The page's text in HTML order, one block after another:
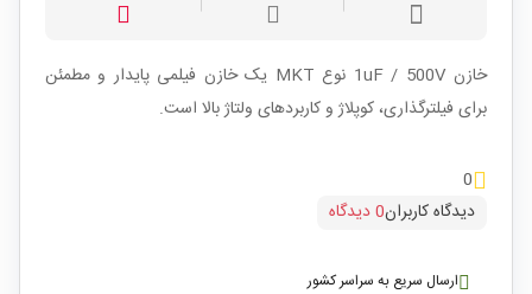
خازن 1uF / 500V نوع MKT یک خازن فیلمی پایدار و مطمئن
برای فیلترگذاری، کوپلاژ و کاربردهای ولتاژ بالا است.
0
دیدگاه کاربران0 دیدگاه
ارسال سریع به سراسر کشور